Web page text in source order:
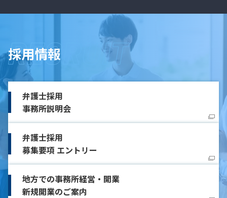
採用情報
弁護士採用
事務所説明会
弁護士採用
募集要項 エントリー
地方での事務所経営・開業
新規開業のご案内